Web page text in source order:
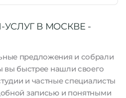
В МОСКВЕ -
предложения и собрали
вы быстрее нашли своего
и частные специалисты
записью и понятными